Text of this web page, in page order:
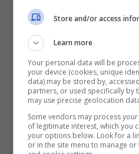
Mario Draghi chiamato a
Ansa
E’ stata una seduta,
fortemente
stanno succedendo
riferito daLa Verità,
Store and/or access
Learn more
Your personal data will be
your device (cookies, unique
data) may be stored by,
partners, or used specifically by
may use precise geolocation
Some vendors may process
of legitimate interest, which you
your options below. Look for a
or in the site menu to manage